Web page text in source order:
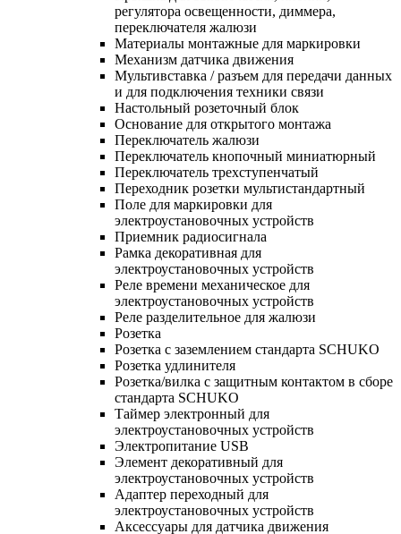
регулятора освещенности, диммера,
переключателя жалюзи
Материалы монтажные для маркировки
Механизм датчика движения
Мультивставка / разъем для передачи данных
и для подключения техники связи
Настольный розеточный блок
Основание для открытого монтажа
Переключатель жалюзи
Переключатель кнопочный миниатюрный
Переключатель трехступенчатый
Переходник розетки мультистандартный
Поле для маркировки для
электроустановочных устройств
Приемник радиосигнала
Рамка декоративная для
электроустановочных устройств
Реле времени механическое для
электроустановочных устройств
Реле разделительное для жалюзи
Розетка
Розетка с заземлением стандарта SCHUKO
Розетка удлинителя
Розетка/вилка с защитным контактом в сборе
стандарта SCHUKO
Таймер электронный для
электроустановочных устройств
Электропитание USB
Элемент декоративный для
электроустановочных устройств
Адаптер переходный для
электроустановочных устройств
Аксессуары для датчика движения